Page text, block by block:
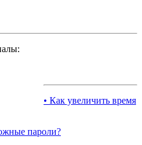
• Как увеличить время
пароли?